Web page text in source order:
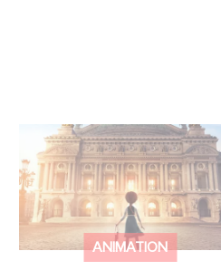
ANIMATION
Gaumont et Good Hero
annoncent la suite de
Ballerina